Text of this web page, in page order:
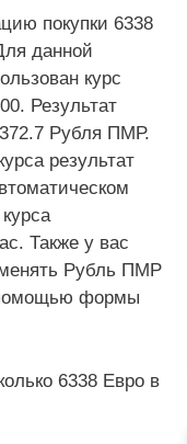
покупки 6338
данной
курс
Результат
Рубля ПМР.
результат
Также у вас
Рубль ПМР
формы
6338 Евро в